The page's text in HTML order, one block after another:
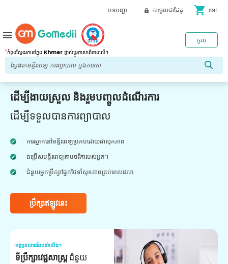
បទបញ្ជា ការចូលជាដៃគូ shopping_cart រទេះ
*កំពុងស្វែងរកនៅក្នុង Khmer ផ្លាស់ប្តូរភាសាពីខាងលើ។
ចូល
menu
ដើម្បីងាយស្រួល និងរួមបញ្ចូលដំណើរការ
ដើម្បីទទួលបានការព្យាបាល
ការស្នាក់នៅមន្ទីរពេទ្យប្រកបដោយផាសុកភាព
ជម្រើសមន្ទីរពេទ្យតាមថវិការបស់អ្នក។
ជំនួយអ្នកប្រឹក្សាផ្នែកថែទាំសុខភាពគ្រប់ពេលវេលា
ប្រឹក្សាឥឡូវនេះ
អត្ថប្រយោជន៍របស់យើង។
ទីប្រឹក្សាវេជ្ជសាស្ត្រជំនួយ